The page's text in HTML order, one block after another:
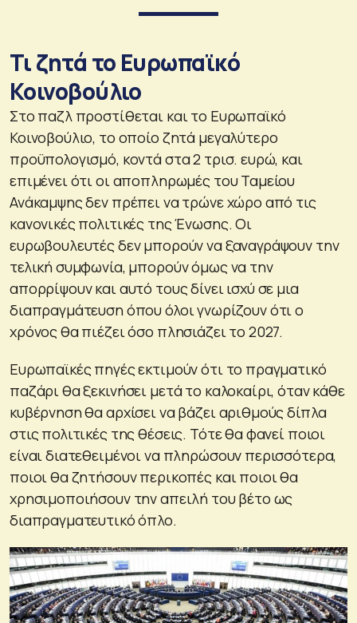
Τι ζητά το Ευρωπαϊκό
Κοινοβούλιο
Στο παζλ προστίθεται και το Ευρωπαϊκό
Κοινοβούλιο, το οποίο ζητά μεγαλύτερο
προϋπολογισμό, κοντά στα 2 τρισ. ευρώ, και
επιμένει ότι οι αποπληρωμές του Ταμείου
Ανάκαμψης δεν πρέπει να τρώνε χώρο από τις
κανονικές πολιτικές της Ένωσης. Οι
ευρωβουλευτές δεν μπορούν να ξαναγράψουν την
τελική συμφωνία, μπορούν όμως να την
απορρίψουν και αυτό τους δίνει ισχύ σε μια
διαπραγμάτευση όπου όλοι γνωρίζουν ότι ο
χρόνος θα πιέζει όσο πλησιάζει το 2027.
Ευρωπαϊκές πηγές εκτιμούν ότι το πραγματικό
παζάρι θα ξεκινήσει μετά το καλοκαίρι, όταν κάθε
κυβέρνηση θα αρχίσει να βάζει αριθμούς δίπλα
στις πολιτικές της θέσεις. Τότε θα φανεί ποιοι
είναι διατεθειμένοι να πληρώσουν περισσότερα,
ποιοι θα ζητήσουν περικοπές και ποιοι θα
χρησιμοποιήσουν την απειλή του βέτο ως
διαπραγματευτικό όπλο.